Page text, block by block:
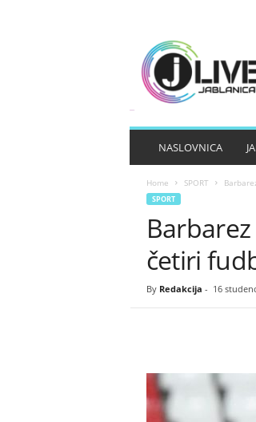
NASLOVNICA
Home SPORT
SPORT
četiri
By Redakcija - 16